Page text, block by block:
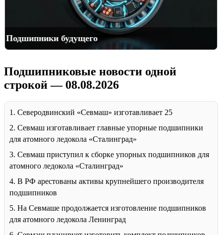
и перевозка подшипников
Подшипниковые новости одной
строкой — 08.08.2026
1. Северодвинский «Севмаш» изготавливает 25
2. Севмаш изготавливает главные упорные подшипники
для атомного ледокола «Сталинград»
3. Севмаш приступил к сборке упорных подшипников для
атомного ледокола «Сталинград»
4. В РФ арестованы активы крупнейшего производителя
подшипников
5. На Севмаше продолжается изготовление подшипников
для атомного ледокола Ленинград